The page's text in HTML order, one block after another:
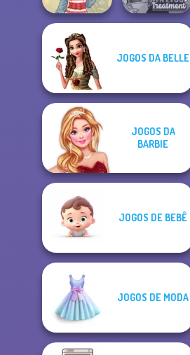
Americana
ASMR Tattoo
JOGOS DA BELLE
JOGOS DA
BARBIE
JOGOS DE BEBÊ
JOGOS DE MODA